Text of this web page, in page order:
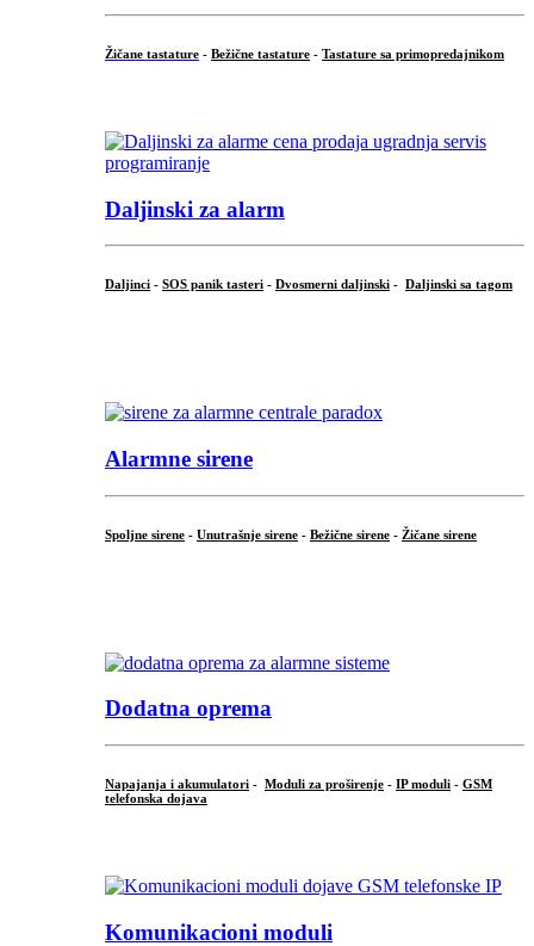
Žičane tastature - Bežične tastature - Tastature sa primopredajnikom
Daljinski za alarm
Daljinci - SOS panik tasteri - Dvosmerni daljinski - Daljinski sa tagom
Alarmne sirene
Spoljne sirene - Unutrašnje sirene - Bežične sirene - Žičane sirene
Dodatna oprema
Napajanja i akumulatori - Moduli za proširenje - IP moduli - GSM
telefonska dojava
Komunikacioni moduli